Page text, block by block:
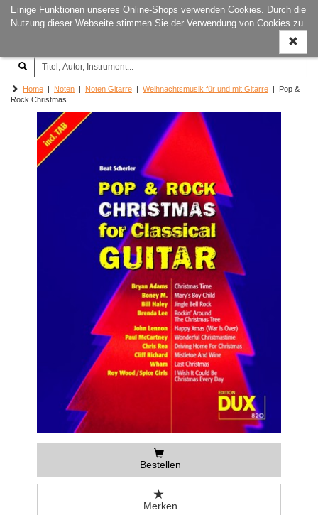
Einige Funktionen unseres Online-Shops verwenden Cookies. Durch die
Nutzung dieser Webseite stimmen Sie der Verwendung von Cookies zu.
ein-/
Joachim‐Trekel‐Musikverlag,
Hamburg
Home | Noten | Noten Gitarre | Weihnachtsmusik für und mit Gitarre | Pop &
Rock Christmas
Bestellen
Merken